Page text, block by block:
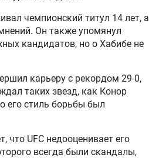
чемпионский титул 14 лет, а
Он также упомянул
кандидатов, но о Хабибе не
карьеру с рекордом 29-0,
таких звезд, как Конор
его стиль борьбы был
что UFC недооценивает его
всегда были скандалы,